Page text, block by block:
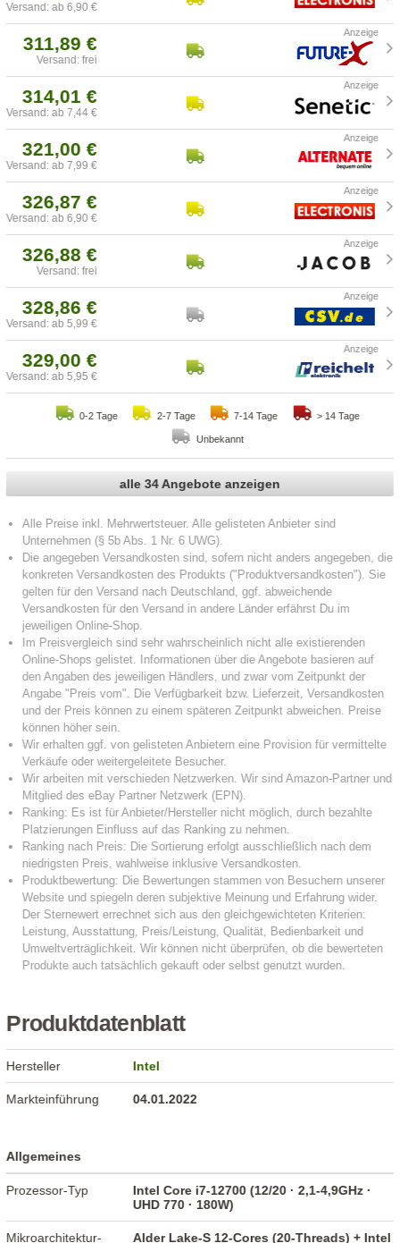
Versand: ab 6,90 €
311,89 €
Versand: frei
314,01 €
Versand: ab 7,44 €
321,00 €
Versand: ab 7,99 €
326,87 €
Versand: ab 6,90 €
326,88 €
Versand: frei
328,86 €
Versand: ab 5,99 €
329,00 €
Versand: ab 5,95 €
0-2 Tage 2-7 Tage 7-14 Tage > 14 Tage
Unbekannt
alle 34 Angebote anzeigen
Produktdatenblatt
Hersteller Intel
Markteinführung 04.01.2022
Allgemeines
Prozessor-Typ
Intel Core i7-12700 (12/20 · 2,1-4,9GHz ·
UHD 770 · 180W)
Mikroarchitektur- Alder Lake-S 12-Cores (20-Threads) + Intel